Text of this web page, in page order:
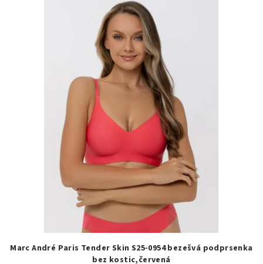
Marc André Paris Tender Skin S25-0954 bezešvá podprsenka
bez kostic,červená